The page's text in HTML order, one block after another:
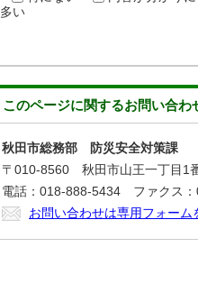
多い
このページに関するお問い合わ
秋田市総務部 防災安全対策課
〒010-8560 秋田市山王一丁目1
電話：018-888-5434 ファクス
お問い合わせは専用フォーム